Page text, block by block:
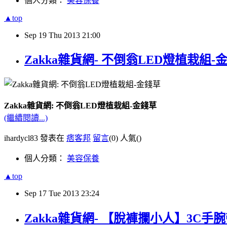
▲top
Sep 19 Thu 2013 21:00
Zakka雜貨網- 不倒翁LED燈植栽組-
Zakka雜貨網: 不倒翁LED燈植栽組-金錢草
(繼續閱讀...)
ihardycl83 發表在 痞客邦 留言(0) 人氣()
個人分類： 美容保養
▲top
Sep 17 Tue 2013 23:24
Zakka雜貨網- 【脫褲攔小人】3C手